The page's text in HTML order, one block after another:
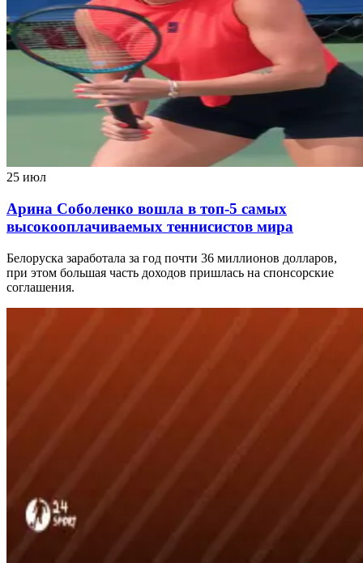
25 июл
Арина Соболенко вошла в топ-5 самых
высокооплачиваемых теннисистов мира
Белоруска заработала за год почти 36 миллионов долларов,
при этом большая часть доходов пришлась на спонсорские
соглашения.